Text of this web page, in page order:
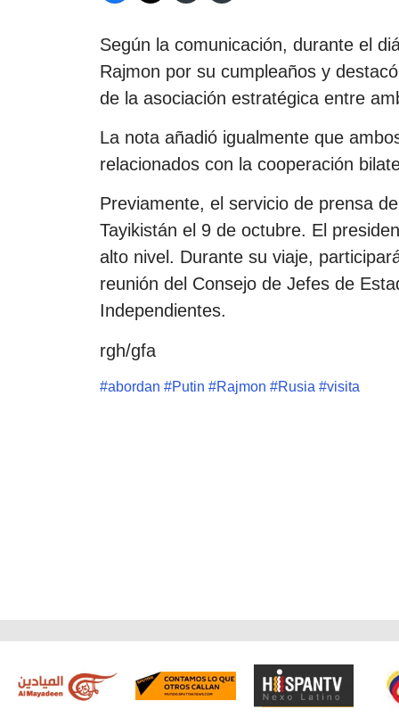
Según la comunicación, durante el
Rajmon por su cumpleaños y
de la asociación estratégica entre
La nota añadió igualmente que
relacionados con la cooperación
Previamente, el servicio de prensa
Tayikistán el 9 de octubre. El
alto nivel. Durante su viaje,
reunión del Consejo de Jefes de
Independientes.
rgh/gfa
#abordan #Putin #Rajmon #Rusia #visita